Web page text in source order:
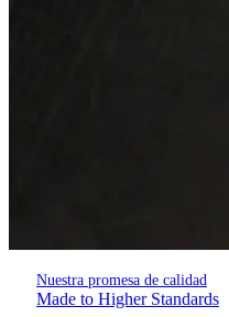
Nuestra promesa de calidad
Made to Higher Standards